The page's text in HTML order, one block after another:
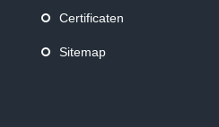
Certificaten
Sitemap